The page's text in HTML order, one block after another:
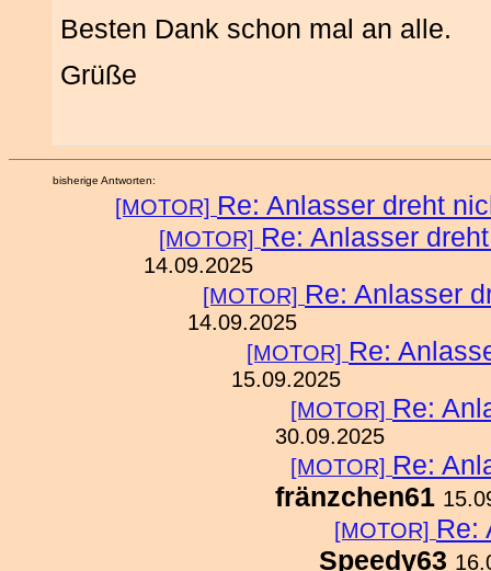
Besten Dank schon mal an alle.
Grüße
bisherige Antworten:
[MOTOR] Re: Anlasser dreht
[MOTOR] Re: Anlasser
14.09.2025
[MOTOR] Re: Anlasser
14.09.2025
[MOTOR] Re:
15.09.2025
[MOTOR] Re:
30.09.2025
[MOTOR] Re:
fränzchen61
[MOTOR] Re:
Speedy63